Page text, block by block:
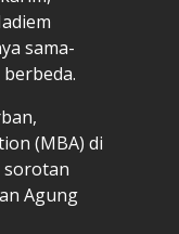
sama-
(MBA) di
sorotan
Agung